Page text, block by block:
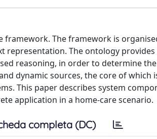
The framework is
The ontology
reasoning, in order to determine
dynamic sources, the core of which
This paper describes system
application in a home-care scenario.
completa (DC)